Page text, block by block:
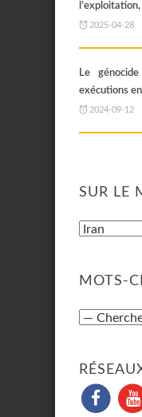
2025-04-28
Le
exécutions
2024-09-12
SUR LE
MOTS-